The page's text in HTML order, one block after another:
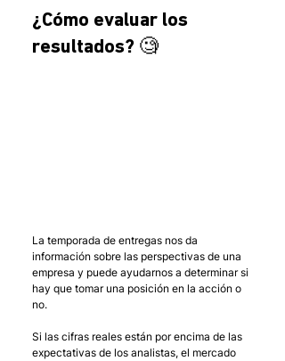
¿Cómo evaluar los
resultados? 🧐
La temporada de entregas nos da
información sobre las perspectivas de una
empresa y puede ayudarnos a determinar si
hay que tomar una posición en la acción o
no.
Si las cifras reales están por encima de las
expectativas de los analistas, el mercado